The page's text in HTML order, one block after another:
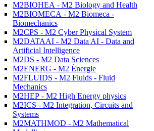
M2BIOHEA - M2 Biology and Health
M2BIOMECA - M2 Biomeca -
Biomechanics
M2CPS - M2 Cyber Physical System
M2DATAAI - M2 Data AI - Data and
Artificial Intelligence
M2DS - M2 Data Sciences
M2ENERG - M2 Énergie
M2FLUIDS - M2 Fluids - Fluid
Mechanics
M2HEP - M2 High Energy physics
M2ICS - M2 Integration, Circuits and
Systems
M2MATHMOD - M2 Mathematical